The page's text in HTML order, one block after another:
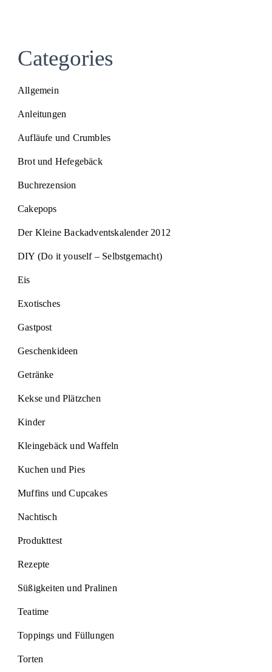
Categories
Allgemein
Anleitungen
Aufläufe und Crumbles
Brot und Hefegebäck
Buchrezension
Cakepops
Der Kleine Backadventskalender 2012
DIY (Do it youself – Selbstgemacht)
Eis
Exotisches
Gastpost
Geschenkideen
Getränke
Kekse und Plätzchen
Kinder
Kleingebäck und Waffeln
Kuchen und Pies
Muffins und Cupcakes
Nachtisch
Produkttest
Rezepte
Süßigkeiten und Pralinen
Teatime
Toppings und Füllungen
Torten